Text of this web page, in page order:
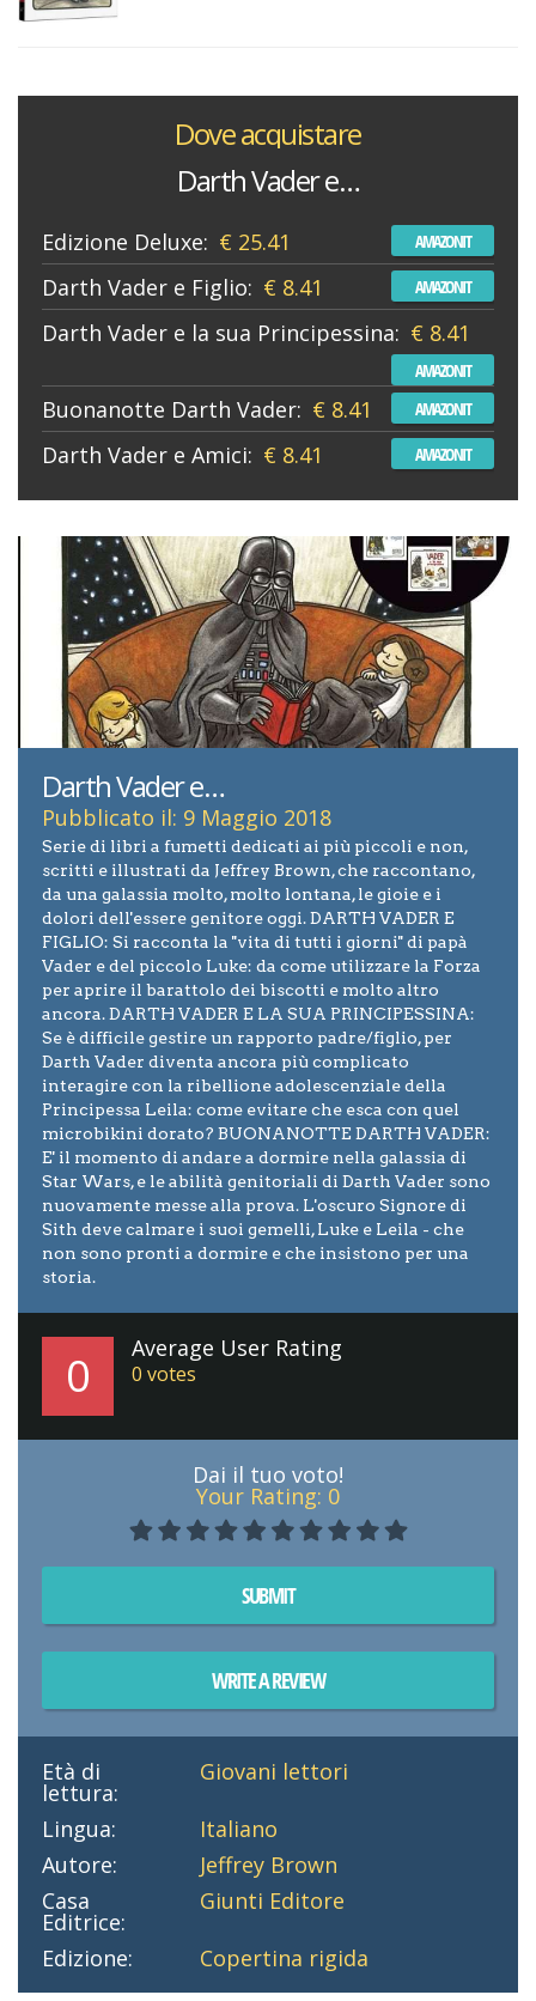
Dove acquistare
Darth Vader e…
Edizione Deluxe: € 25.41 AMAZONIT
Darth Vader e Figlio: € 8.41 AMAZONIT
Darth Vader e la sua Principessina: € 8.41
AMAZONIT
Buonanotte Darth Vader: € 8.41 AMAZONIT
Darth Vader e Amici: € 8.41 AMAZONIT
Darth Vader e…
Pubblicato il: 9 Maggio 2018
Serie di libri a fumetti dedicati ai più piccoli e non,
scritti e illustrati da Jeffrey Brown, che raccontano,
da una galassia molto, molto lontana, le gioie e i
dolori dell'essere genitore oggi. DARTH VADER E
FIGLIO: Si racconta la ''vita di tutti i giorni'' di papà
Vader e del piccolo Luke: da come utilizzare la Forza
per aprire il barattolo dei biscotti e molto altro
ancora. DARTH VADER E LA SUA PRINCIPESSINA:
Se è difficile gestire un rapporto padre/figlio, per
Darth Vader diventa ancora più complicato
interagire con la ribellione adolescenziale della
Principessa Leila: come evitare che esca con quel
microbikini dorato? BUONANOTTE DARTH VADER:
E' il momento di andare a dormire nella galassia di
Star Wars, e le abilità genitoriali di Darth Vader sono
nuovamente messe alla prova. L'oscuro Signore di
Sith deve calmare i suoi gemelli, Luke e Leila - che
non sono pronti a dormire e che insistono per una
storia.
0 Average User Rating
0 votes
Dai il tuo voto!
Your Rating: 0
SUBMIT
WRITE A REVIEW
Età di
lettura:
Giovani lettori
Lingua:
Italiano
Autore:
Jeffrey Brown
Casa
Editrice:
Giunti Editore
Edizione:
Copertina rigida